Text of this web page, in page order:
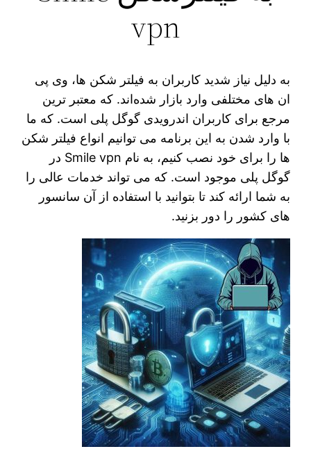
vpn
به دلیل نیاز شدید کاربران به فیلتر شکن‌ ها، وی‌ پی‌
ان‌ های مختلفی وارد بازار شده‌اند. که معتبر ترین
مرجع برای کاربران اندرویدی گوگل پلی است. که ما
با وارد شدن به این برنامه می‌ توانیم انواع فیلتر شکن‌
ها را برای خود نصب کنیم، به نام Smile vpn در
گوگل پلی موجود است. که می‌ تواند خدمات عالی را
به شما ارائه کند تا بتوانید با استفاده از آن سانسور
های کشور را دور بزنید.